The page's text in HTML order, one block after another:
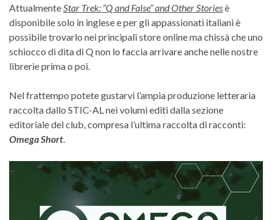
AttualmenteStar Trek: “Q and False” and Other Storiesè
disponibile solo in inglese e per gli appassionati italiani è
possibile trovarlo nei principali store online ma chissà che uno
schiocco di dita di Q non lo faccia arrivare anche nelle nostre
librerie prima o poi.
Nel frattempo potete gustarvi l’ampia produzione letteraria
raccolta dallo STIC-AL nei volumi editi dalla sezione
editoriale del club, compresa l’ultima raccolta di racconti:
Omega Short.